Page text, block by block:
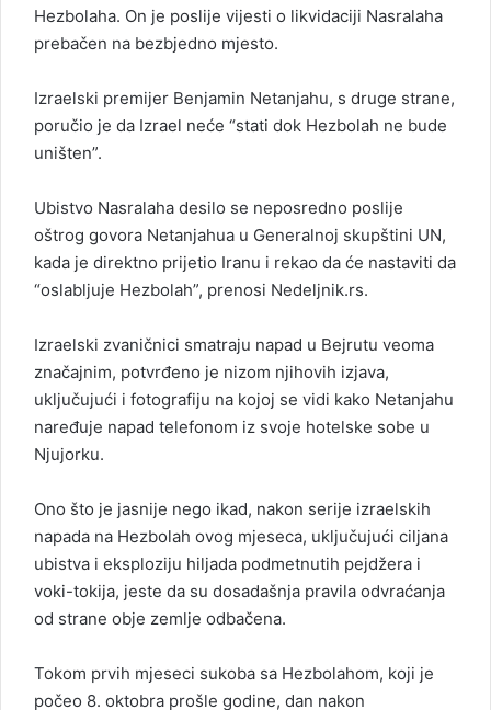
Hezbolaha. On je poslije vijesti o likvidaciji Nasralaha
prebačen na bezbjedno mjesto.
Izraelski premijer Benjamin Netanjahu, s druge strane,
poručio je da Izrael neće “stati dok Hezbolah ne bude
uništen”.
Ubistvo Nasralaha desilo se neposredno poslije
oštrog govora Netanjahua u Generalnoj skupštini UN,
kada je direktno prijetio Iranu i rekao da će nastaviti da
“oslabljuje Hezbolah”, prenosi Nedeljnik.rs.
Izraelski zvaničnici smatraju napad u Bejrutu veoma
značajnim, potvrđeno je nizom njihovih izjava,
uključujući i fotografiju na kojoj se vidi kako Netanjahu
naređuje napad telefonom iz svoje hotelske sobe u
Njujorku.
Ono što je jasnije nego ikad, nakon serije izraelskih
napada na Hezbolah ovog mjeseca, uključujući ciljana
ubistva i eksploziju hiljada podmetnutih pejdžera i
voki-tokija, jeste da su dosadašnja pravila odvraćanja
od strane obje zemlje odbačena.
Tokom prvih mjeseci sukoba sa Hezbolahom, koji je
počeo 8. oktobra prošle godine, dan nakon